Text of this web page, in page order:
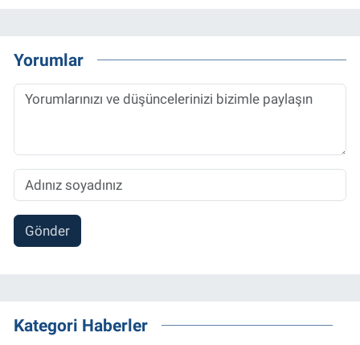
Yorumlar
Gönder
Kategori Haberler